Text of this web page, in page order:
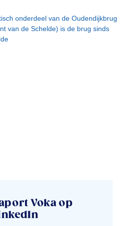
onderdeel van de Oudendijkbrug
van de Schelde) is de brug sinds
Voka op